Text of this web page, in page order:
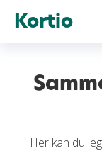
Kortio
Her kan du